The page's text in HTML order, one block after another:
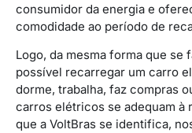
consumidor da energia e
comodidade ao período de
Logo, da mesma forma que se
possível recarregar um carro
dorme, trabalha, faz compras
carros elétricos se adequam à
que a VoltBras se identifica,